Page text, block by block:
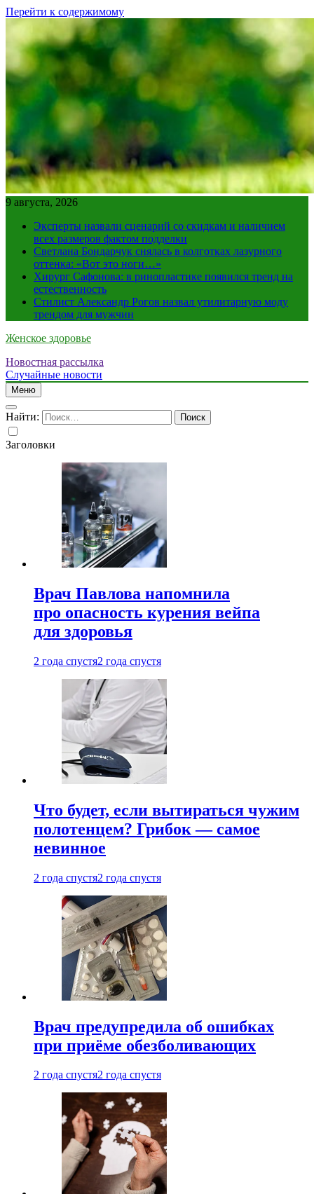
Перейти к содержимому
9 августа, 2026
Эксперты назвали сценарий со скидкам и наличием
всех размеров фактом подделки
Светлана Бондарчук снялась в колготках лазурного
оттенка: «Вот это ноги…»
Хирург Сафонова: в ринопластике появился тренд на
естественность
Стилист Александр Рогов назвал утилитарную моду
трендом для мужчин
Женское здоровье
Новостная рассылка
Случайные новости
Меню
Найти:
Заголовки
Врач Павлова напомнила
про опасность курения вейпа
для здоровья
2 года спустя2 года спустя
Что будет, если вытираться чужим
полотенцем? Грибок — самое
невинное
2 года спустя2 года спустя
Врач предупредила об ошибках
при приëме обезболивающих
2 года спустя2 года спустя